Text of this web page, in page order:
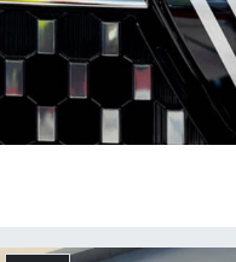
Gerçeğin İzinde
Gün Başlıyor